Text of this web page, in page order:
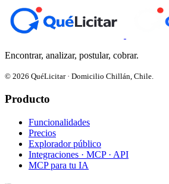
Encontrar, analizar, postular, cobrar.
© 2026 QuéLicitar · Domicilio Chillán, Chile.
Producto
Funcionalidades
Precios
Explorador público
Integraciones · MCP · API
MCP para tu IA